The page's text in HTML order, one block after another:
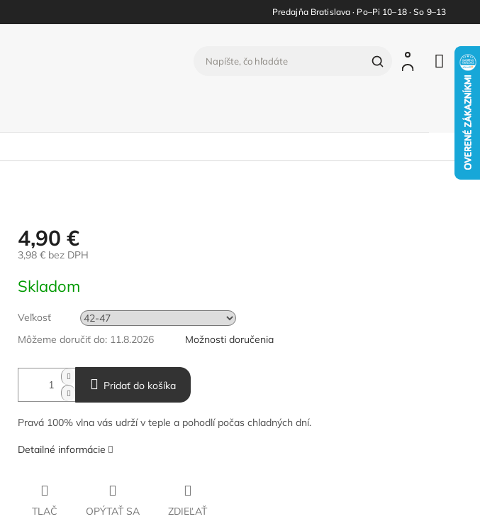
Predajňa Bratislava · Po–Pi 10–18 · So 9–13
4,90 €
3,98 € bez DPH
cena:
Skladom
Veľkosť
Môžeme doručiť do: 11.8.2026 Možnosti doručenia
Pridať do košíka
Pravá 100% vlna vás udrží v teple a pohodlí počas chladných dní.
Detailné informácie
TLAČ OPÝTAŤ SA ZDIEĽAŤ